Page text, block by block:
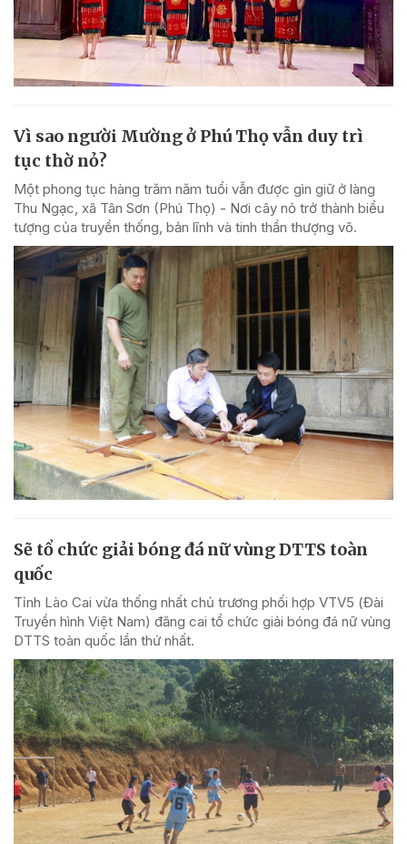
Vì sao người Mường ở Phú Thọ vẫn duy trì
tục thờ nỏ?
Một phong tục hàng trăm năm tuổi vẫn được gìn giữ ở làng
Thu Ngạc, xã Tân Sơn (Phú Thọ) - Nơi cây nỏ trở thành biểu
tượng của truyền thống, bản lĩnh và tinh thần thượng võ.
Sẽ tổ chức giải bóng đá nữ vùng DTTS toàn
quốc
Tỉnh Lào Cai vừa thống nhất chủ trương phối hợp VTV5 (Đài
Truyền hình Việt Nam) đăng cai tổ chức giải bóng đá nữ vùng
DTTS toàn quốc lần thứ nhất.